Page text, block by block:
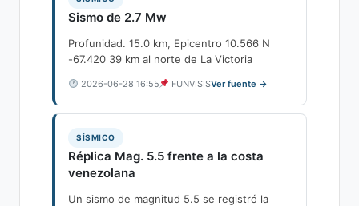
Sismo de 2.7 Mw
Profunidad. 15.0 km, Epicentro 10.566 N
-67.420 39 km al norte de La Victoria
2026-06-28 16:55 FUNVISISVer fuente →
SÍSMICO
Réplica Mag. 5.5 frente a la costa
venezolana
Un sismo de magnitud 5.5 se registró la